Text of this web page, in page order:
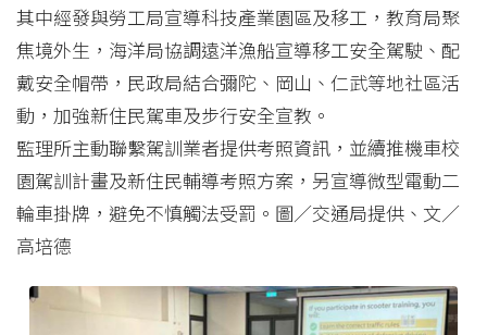
其中經發與勞工局宣導科技產業園區及移工，教育局聚
焦境外生，海洋局協調遠洋漁船宣導移工安全駕駛、配
戴安全帽帶，民政局結合彌陀、岡山、仁武等地社區活
動，加強新住民駕車及步行安全宣教。
監理所主動聯繫駕訓業者提供考照資訊，並續推機車校
園駕訓計畫及新住民輔導考照方案，另宣導微型電動二
輪車掛牌，避免不慎觸法受罰。圖／交通局提供、文／
高培德